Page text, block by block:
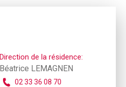
Direction de la résidence:
Béatrice LEMAGNEN
02 33 36 08 70